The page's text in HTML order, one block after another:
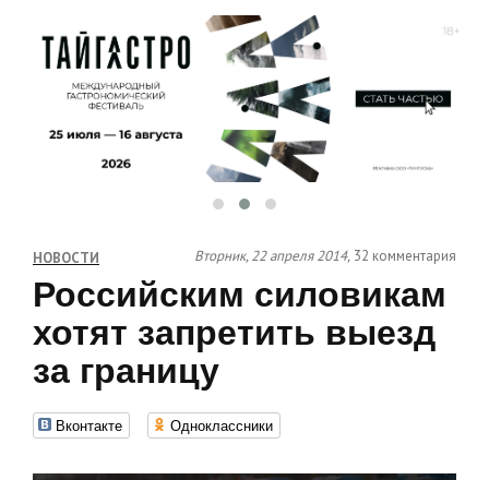
НОВОСТИ Вторник, 22 апреля 2014, 32 комментария
Российским силовикам
хотят запретить выезд
за границу
Вконтакте Одноклассники